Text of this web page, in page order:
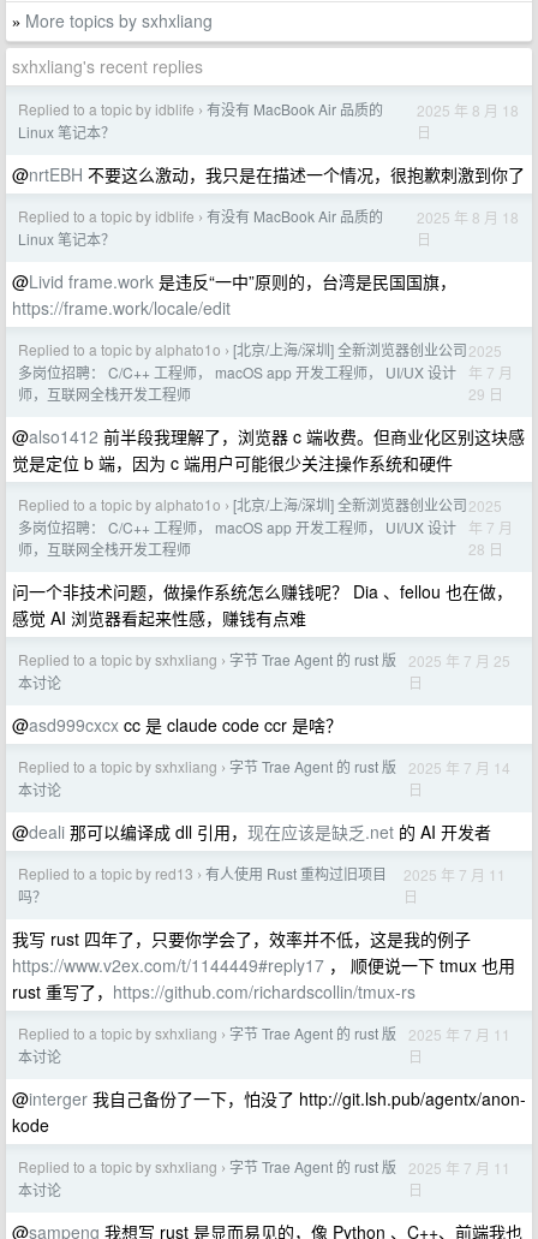
» More topics by sxhxliang
sxhxliang's recent replies
Replied to a topic by idblife › 有没有 MacBook Air 品质的
Linux 笔记本？
2025 年 8 月 18
日
@nrtEBH 不要这么激动，我只是在描述一个情况，很抱歉刺激到你了
Replied to a topic by idblife › 有没有 MacBook Air 品质的
Linux 笔记本？
2025 年 8 月 18
日
@Livid frame.work 是违反“一中”原则的，台湾是民国国旗，
https://frame.work/locale/edit
Replied to a topic by alphato1o › [北京/上海/深圳] 全新浏览器创业公司
多岗位招聘： C/C++ 工程师， macOS app 开发工程师， UI/UX 设计
师，互联网全栈开发工程师
2025
年 7 月
29 日
@also1412 前半段我理解了，浏览器 c 端收费。但商业化区别这块感
觉是定位 b 端，因为 c 端用户可能很少关注操作系统和硬件
Replied to a topic by alphato1o › [北京/上海/深圳] 全新浏览器创业公司
多岗位招聘： C/C++ 工程师， macOS app 开发工程师， UI/UX 设计
师，互联网全栈开发工程师
2025
年 7 月
28 日
问一个非技术问题，做操作系统怎么赚钱呢？ Dia 、fellou 也在做，
感觉 AI 浏览器看起来性感，赚钱有点难
Replied to a topic by sxhxliang › 字节 Trae Agent 的 rust 版
本讨论
2025 年 7 月 25
日
@asd999cxcx cc 是 claude code ccr 是啥？
Replied to a topic by sxhxliang › 字节 Trae Agent 的 rust 版
本讨论
2025 年 7 月 14
日
@deali 那可以编译成 dll 引用， 现在应该是缺乏.net 的 AI 开发者
Replied to a topic by red13 › 有人使用 Rust 重构过旧项目
吗？
2025 年 7 月 11
日
我写 rust 四年了，只要你学会了，效率并不低，这是我的例子
https://www.v2ex.com/t/1144449#reply17 ， 顺便说一下 tmux 也用
rust 重写了， https://github.com/richardscollin/tmux-rs
Replied to a topic by sxhxliang › 字节 Trae Agent 的 rust 版
本讨论
2025 年 7 月 11
日
@interger 我自己备份了一下，怕没了 http://git.lsh.pub/agentx/anon-
kode
Replied to a topic by sxhxliang › 字节 Trae Agent 的 rust 版
本讨论
2025 年 7 月 11
日
@sampeng 我想写 rust 是显而易见的，像 Python 、C++、前端我也